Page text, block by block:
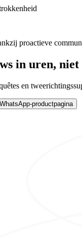
proactieve
in uren, niet
en
WhatsApp-productpagina